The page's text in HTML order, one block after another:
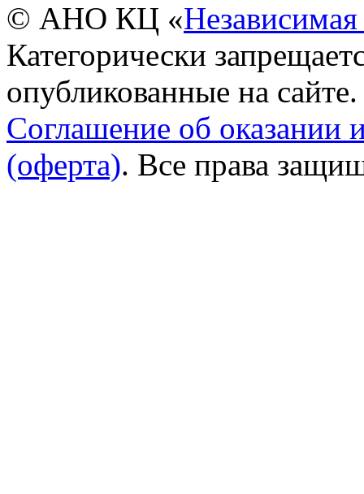
© АНО КЦ «Независимая
Категорически
опубликованные на сайте.
Соглашение об оказании
(оферта). Все права